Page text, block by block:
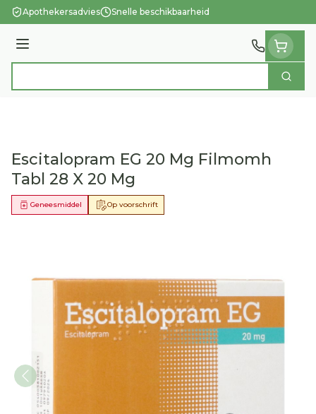
Ga naar de inhoud
Apothekersadvies Snelle beschikbaarheid
Menu
Zoek
Escitalopram EG 20 Mg Filmomh
Tabl 28 X 20 Mg
Op voorschrift
Geneesmiddel